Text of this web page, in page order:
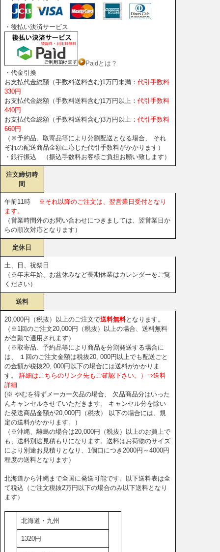
・後払い決済サービス
Paidとは？
・代金引換
お支払代金総額（手数料送料含む)1万円未満： 代引手数料
330円
お支払代金総額（手数料送料含む)1万円以上： 代引手数料
440円
お支払代金総額（手数料送料含む)3万円以上： 代引手数料
660円
（※予約品、取寄品等により分割配送となる場合、 それ
ぞれの配送商品金額に応じた代引手数料がかかります）
・銀行振込 （振込手数料お客様ご負担お願い致します）
注文締切時
間
午前11時
※それ以降のご注文は、翌営業日受付となり
ます。
（営業時間外のお問い合わせにつきましては、翌営業日か
らの順次対応となります）
定休日
土、日、祝祭日
（※年末年始、お盆休みなど長期休業はカレンダーをご覧
ください）
送料
20,000円（税抜）以上のご注文で送料無料となります。
（※1回のご注文20,000円（税抜）以上の場合、送料無料
が自動で適用されます）
（※取寄品、予約品等により商品を分割発送する場合に
は、 １回のご注文金額は税抜20, 000円以上でも配送ごと
の金額が税抜20, 000円以下の場合には送料がかかりま
す。
詳細はこちらのリンク先もご確認下さい。）⇒送料
詳細
(※ やむを得ずメーカー欠品の場合、 欠品商品分はいった
んキャンセルさせていただきます。 キャンセル分を除い
た発送商品金額が20,000円（税抜） 以下の場合には、規
定の送料がかかります。）
（※沖縄、離島の場合は20,000円（税抜）以上のお買上で
も、送料別途見積もりになります。送料はお荷物のサイズ
により別途お見積りとなり、1個口につき2000円～4000円
程度の送料となります）
北海道から沖縄まで全国に発送可能です。以下送料表は全
て税込（ご注文税抜2万円以下の場合のみ以下送料となり
ます）
北海道・九州
1320円